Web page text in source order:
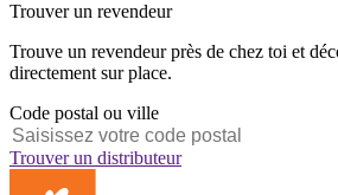
Trouver un revendeur
Trouve un revendeur près de chez toi et
directement sur place.
Code postal ou ville
Trouver un distributeur